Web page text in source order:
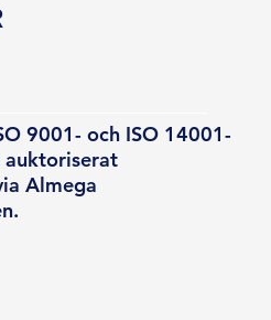
9001- och ISO 14001-
Almega